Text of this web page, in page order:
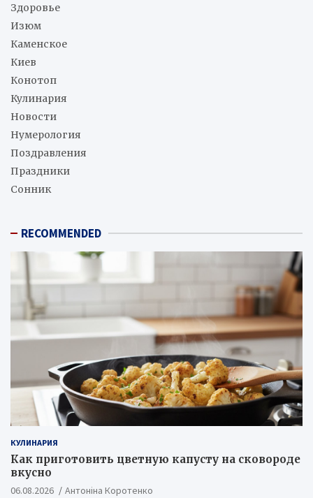
Здоровье
Изюм
Каменское
Киев
Конотоп
Кулинария
Новости
Нумерология
Поздравления
Праздники
Сонник
RECOMMENDED
КУЛИНАРИЯ
Как приготовить цветную капусту на сковороде
вкусно
06.08.2026 Антоніна Коротенко